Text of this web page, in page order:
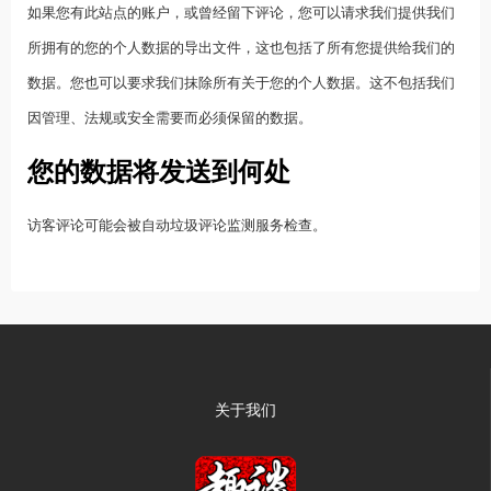
如果您有此站点的账户，或曾经留下评论，您可以请求我们提供我们
所拥有的您的个人数据的导出文件，这也包括了所有您提供给我们的
数据。您也可以要求我们抹除所有关于您的个人数据。这不包括我们
因管理、法规或安全需要而必须保留的数据。
您的数据将发送到何处
访客评论可能会被自动垃圾评论监测服务检查。
关于我们